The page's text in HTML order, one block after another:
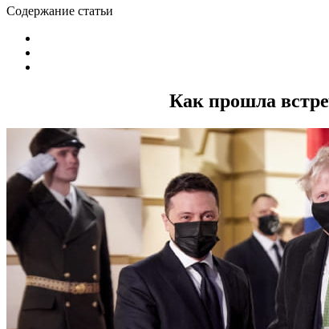
Содержание статьи
Как прошла